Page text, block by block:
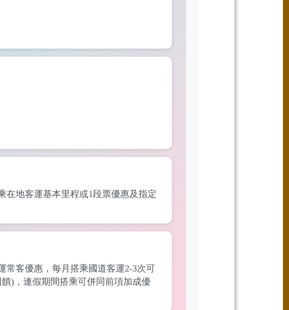
在地客運基本里程或1段票優惠及指定
常客優惠，每月搭乘國道客運2-3次可
)，連假期間搭乘可併同前項加成優